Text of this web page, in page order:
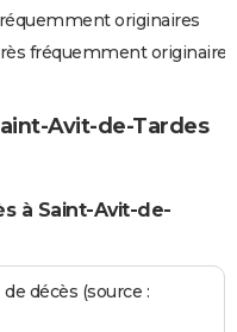
originaires
fréquemment originaires
Avit-de-Tardes
à Saint-Avit-de-
décès (source :